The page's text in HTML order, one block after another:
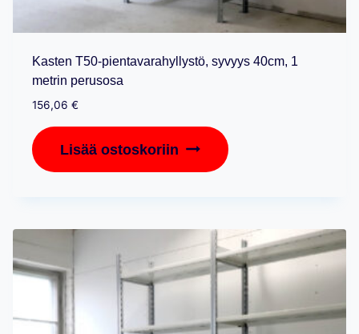
Kasten T50-pientavarahyllystö, syvyys 40cm, 1
metrin perusosa
156,06 €
Lisää ostoskoriin